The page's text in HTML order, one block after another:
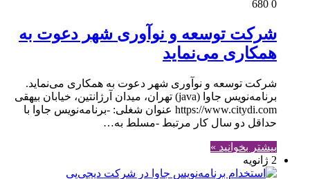
0
شرکت توسعه و نوآوری شهر دعوت به
همکاری می‌نماید
شرکت توسعه و نوآوری شهر دعوت به همکاری می‌نماید.
برنامه‌نویس جاوا (java) تهران، میدان آرژانتین، خیابان بیهقی
https://www.citydi.com عنوان شغلی: -برنامه‌نویس جاوا با
حداقل دو سال کار مرتبط -مسلط به…
بیشتر بخوانید »
2 ژانویه